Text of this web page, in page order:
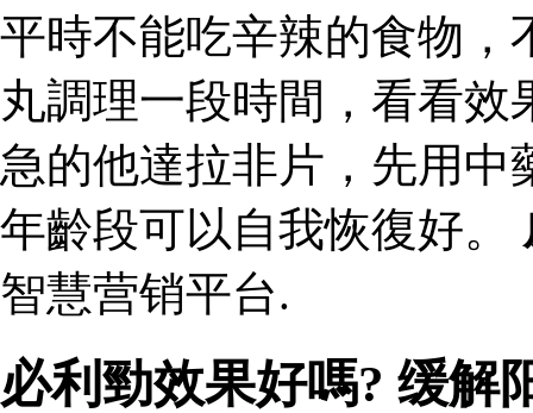
平時不能吃辛辣的食物，
丸調理一段時間，看看
急的他達拉非片，先用中
年齡段可以自我恢復好。
智慧营销平台.
必利勁效果好嗎? 缓解